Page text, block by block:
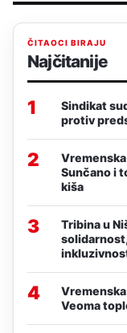
ČITAOCI BIRAJU
Najčitanije
1
Sindikat
protiv
2
Sunčano i
kiša
3
Tribina u
4
Veoma